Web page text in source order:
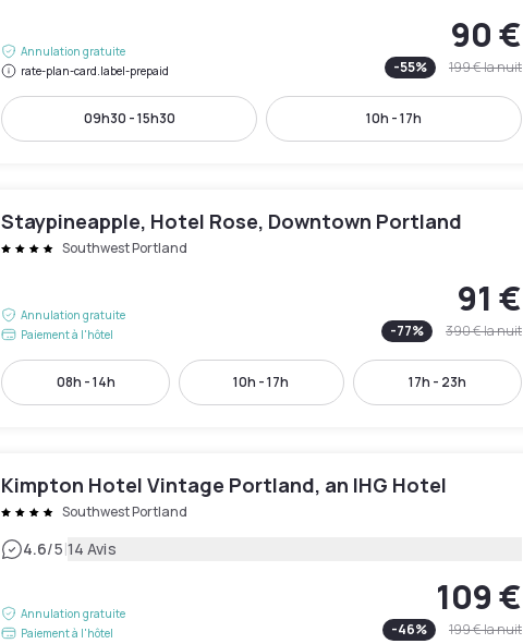
Annulation gratuite
rate-plan-card.label-prepaid
90 €
-55% 199 €la nuit
09h30 - 15h30 10h - 17h
Staypineapple, Hotel Rose, Downtown Portland
Southwest Portland
Annulation gratuite
Paiement à l'hôtel
91 €
-77% 390 €la nuit
08h - 14h 10h - 17h 17h - 23h
Kimpton Hotel Vintage Portland, an IHG Hotel
Southwest Portland
4.6/5|14 Avis
Annulation gratuite
Paiement à l'hôtel
109 €
-46% 199 €la nuit